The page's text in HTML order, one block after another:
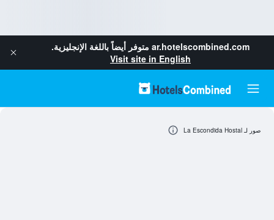
ar.hotelscombined.com متوفر أيضاً باللغة الإنجليزية.
Visit site in English
صور لـ La Escondida Hostal